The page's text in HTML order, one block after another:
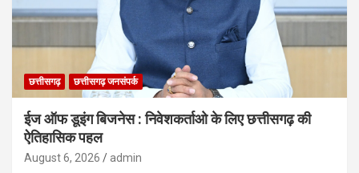
छत्तीसगढ़ छत्तीसगढ़ जनसंपर्क
ईज ऑफ डूइंग बिजनेस : निवेशकर्ताओ के लिए छत्तीसगढ़ की
ऐतिहासिक पहल
August 6, 2026 admin